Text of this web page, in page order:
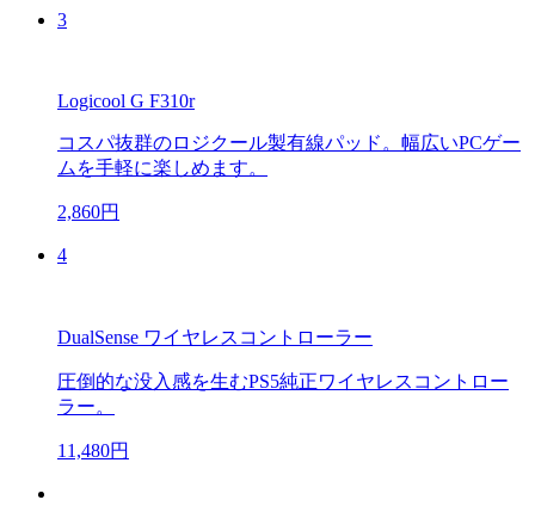
3
Logicool G F310r
コスパ抜群のロジクール製有線パッド。幅広いPCゲー
ムを手軽に楽しめます。
2,860円
4
DualSense ワイヤレスコントローラー
圧倒的な没入感を生むPS5純正ワイヤレスコントロー
ラー。
11,480円